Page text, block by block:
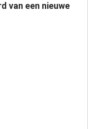
van een nieuwe